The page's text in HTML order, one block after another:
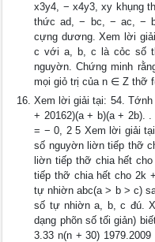
x3y4, − x4y3, xy khụng
thức ad, − bc, − ac, −
cựng dương. Xem lời
c với a, b, c là cỏc số
nguyờn. Chứng minh
mọi giỏ trị của n ∈ Z thỡ
Xem lời giải tại: 54.
+ 20162)(a + b)(a + 2b).
= − 0, 2 5 Xem lời giải
số nguyờn liờn tiếp thỡ
liờn tiếp thỡ chia hết
tiếp thỡ chia hết cho 2k
tự nhiờn abc(a > b > c)
số tự nhiờn a, b, c đú.
dạng phõn số tối giản)
3.33 n(n + 30)